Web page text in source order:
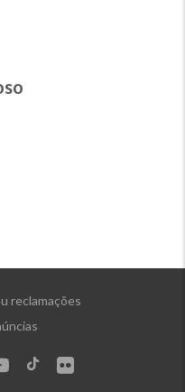
reclamações